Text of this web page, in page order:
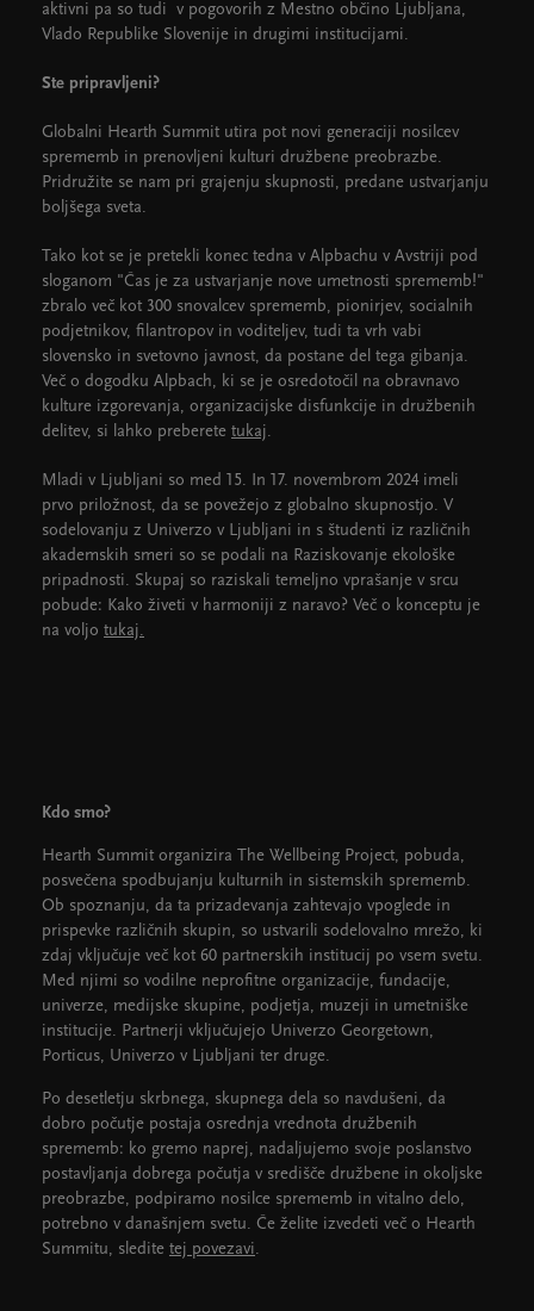
aktivni pa so tudi v pogovorih z Mestno občino Ljubljana,
Vlado Republike Slovenije in drugimi institucijami.
Ste pripravljeni?
Globalni Hearth Summit utira pot novi generaciji nosilcev
sprememb in prenovljeni kulturi družbene preobrazbe.
Pridružite se nam pri grajenju skupnosti, predane ustvarjanju
boljšega sveta.
Tako kot se je pretekli konec tedna v Alpbachu v Avstriji pod
sloganom "Čas je za ustvarjanje nove umetnosti sprememb!"
zbralo več kot 300 snovalcev sprememb, pionirjev, socialnih
podjetnikov, filantropov in voditeljev, tudi ta vrh vabi
slovensko in svetovno javnost, da postane del tega gibanja.
Več o dogodku Alpbach, ki se je osredotočil na obravnavo
kulture izgorevanja, organizacijske disfunkcije in družbenih
delitev, si lahko preberete tukaj.
Mladi v Ljubljani so med 15. In 17. novembrom 2024 imeli
prvo priložnost, da se povežejo z globalno skupnostjo. V
sodelovanju z Univerzo v Ljubljani in s študenti iz različnih
akademskih smeri so se podali na Raziskovanje ekološke
pripadnosti. Skupaj so raziskali temeljno vprašanje v srcu
pobude: Kako živeti v harmoniji z naravo? Več o konceptu je
na voljo tukaj.
Kdo smo?
Hearth Summit organizira The Wellbeing Project, pobuda,
posvečena spodbujanju kulturnih in sistemskih sprememb.
Ob spoznanju, da ta prizadevanja zahtevajo vpoglede in
prispevke različnih skupin, so ustvarili sodelovalno mrežo, ki
zdaj vključuje več kot 60 partnerskih institucij po vsem svetu.
Med njimi so vodilne neprofitne organizacije, fundacije,
univerze, medijske skupine, podjetja, muzeji in umetniške
institucije. Partnerji vključujejo Univerzo Georgetown,
Porticus, Univerzo v Ljubljani ter druge.
Po desetletju skrbnega, skupnega dela so navdušeni, da
dobro počutje postaja osrednja vrednota družbenih
sprememb: ko gremo naprej, nadaljujemo svoje poslanstvo
postavljanja dobrega počutja v središče družbene in okoljske
preobrazbe, podpiramo nosilce sprememb in vitalno delo,
potrebno v današnjem svetu. Če želite izvedeti več o Hearth
Summitu, sledite tej povezavi.